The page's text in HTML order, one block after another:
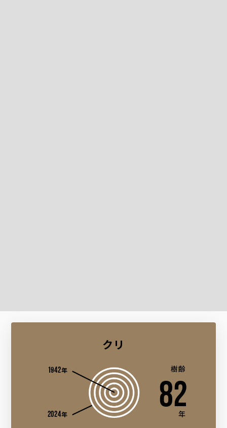
クリ
1942年
2024年
樹齢
82
年